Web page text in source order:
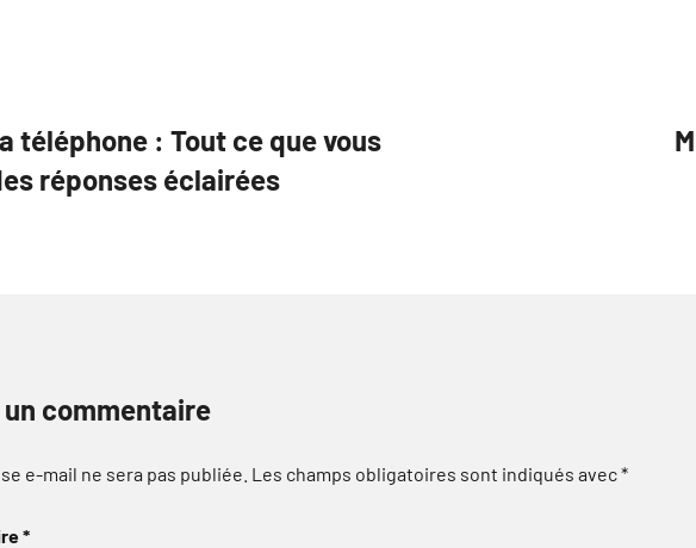
téléphone : Tout ce que vous
réponses éclairées
commentaire
e-mail ne sera pas publiée. Les champs obligatoires sont indiqués avec*
*